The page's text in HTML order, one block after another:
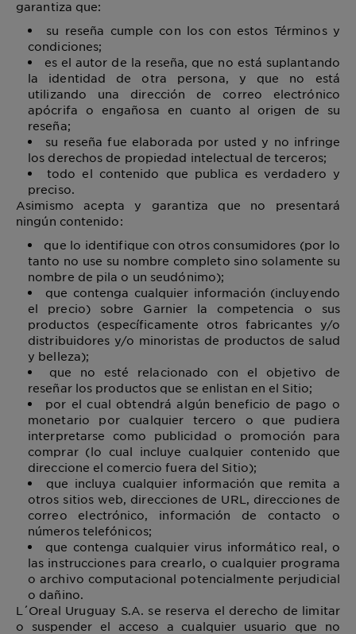
garantiza que:
su reseña cumple con los con estos Términos y
condiciones;
es el autor de la reseña, que no está suplantando
la identidad de otra persona, y que no está
utilizando una dirección de correo electrónico
apócrifa o engañosa en cuanto al origen de su
reseña;
su reseña fue elaborada por usted y no infringe
los derechos de propiedad intelectual de terceros;
todo el contenido que publica es verdadero y
preciso.
Asimismo acepta y garantiza que no presentará
ningún contenido:
que lo identifique con otros consumidores (por lo
tanto no use su nombre completo sino solamente su
nombre de pila o un seudónimo);
que contenga cualquier información (incluyendo
el precio) sobre Garnier la competencia o sus
productos (específicamente otros fabricantes y/o
distribuidores y/o minoristas de productos de salud
y belleza);
que no esté relacionado con el objetivo de
reseñar los productos que se enlistan en el Sitio;
por el cual obtendrá algún beneficio de pago o
monetario por cualquier tercero o que pudiera
interpretarse como publicidad o promoción para
comprar (lo cual incluye cualquier contenido que
direccione el comercio fuera del Sitio);
que incluya cualquier información que remita a
otros sitios web, direcciones de URL, direcciones de
correo electrónico, información de contacto o
números telefónicos;
que contenga cualquier virus informático real, o
las instrucciones para crearlo, o cualquier programa
o archivo computacional potencialmente perjudicial
o dañino.
L´Oreal Uruguay S.A. se reserva el derecho de limitar
o suspender el acceso a cualquier usuario que no